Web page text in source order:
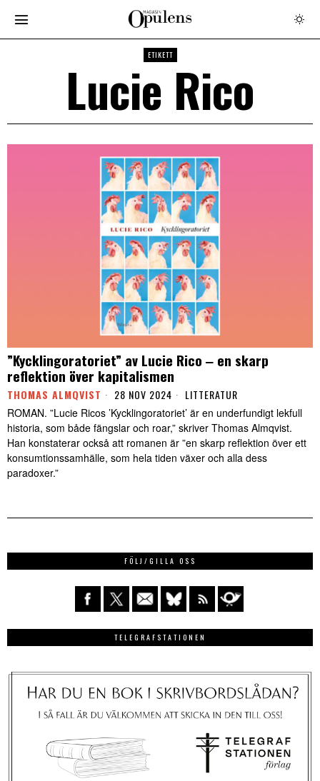
ETIKETT
Lucie Rico
”Kycklingoratoriet” av Lucie Rico ‒ en skarp
reflektion över kapitalismen
THOMAS ALMQVIST 28 NOV 2024 LITTERATUR
ROMAN. ”Lucie Ricos ’Kycklingoratoriet’ är en underfundigt lekfull
historia, som både fängslar och roar,” skriver Thomas Almqvist.
Han konstaterar också att romanen är ”en skarp reflektion över ett
konsumtionssamhälle, som hela tiden växer och alla dess
paradoxer.”
FÖLJ/GILLA OSS
TELEGRAFSTATIONEN